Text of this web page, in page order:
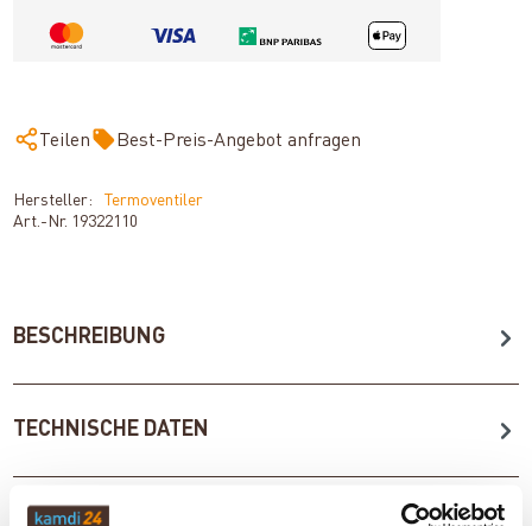
Teilen Best-Preis-Angebot anfragen
Hersteller:
Termoventiler
Art.-Nr. 19322110
BESCHREIBUNG
TECHNISCHE DATEN